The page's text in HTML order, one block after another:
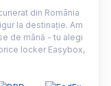
din România
la destinație. Am
de mână - tu alegi
locker Easybox,